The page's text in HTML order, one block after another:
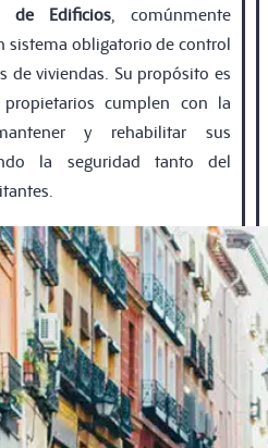
de Ediﬁcios, comúnmente
sistema obligatorio de control
de viviendas. Su propósito es
cumplen con la
y rehabilitar sus
la seguridad tanto del